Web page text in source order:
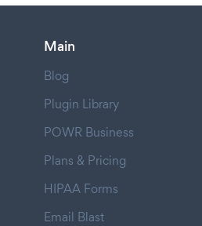
Main
Blog
Plugin Library
POWR Business
Plans & Pricing
HIPAA Forms
Email Blast